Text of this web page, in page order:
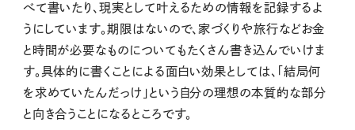
べて書いたり、現実として叶えるための情報を記録するよ
うにしています。期限はないので、家づくりや旅行などお金
と時間が必要なものについてもたくさん書き込んでいけま
す。具体的に書くことによる面白い効果としては、「結局何
を求めていたんだっけ」という自分の理想の本質的な部分
と向き合うことになるところです。